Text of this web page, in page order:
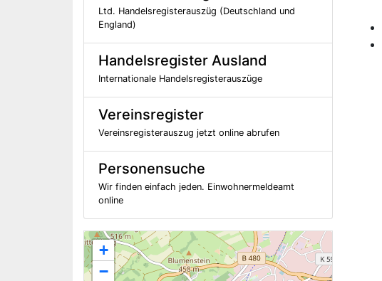
Ltd. Handelsregisterauszüg (Deutschland und
England)
Handelsregister Ausland
Internationale Handelsregisterauszüge
Vereinsregister
Vereinsregisterauszug jetzt online abrufen
Personensuche
Wir finden einfach jeden. Einwohnermeldeamt
online
+
−